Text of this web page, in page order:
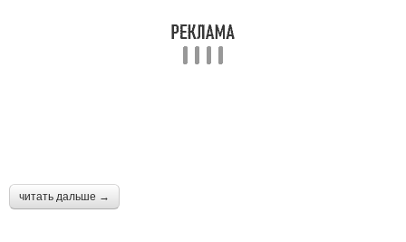
читать дальше →